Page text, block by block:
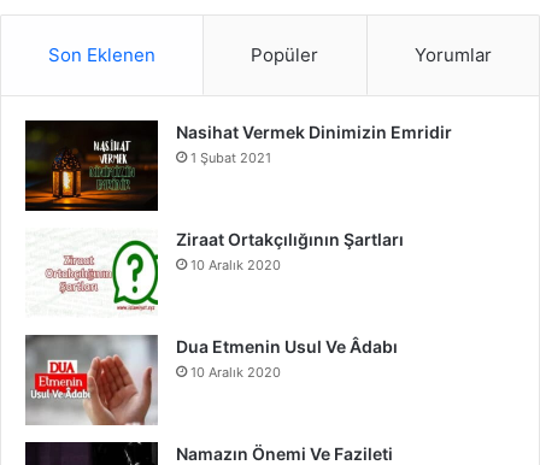
b
o
u
e
a
r
Son Eklenen Popüler Yorumlar
Nasihat Vermek Dinimizin Emridir
1 Şubat 2021
Ziraat Ortakçılığının Şartları
10 Aralık 2020
Dua Etmenin Usul Ve Âdabı
10 Aralık 2020
Namazın Önemi Ve Fazileti